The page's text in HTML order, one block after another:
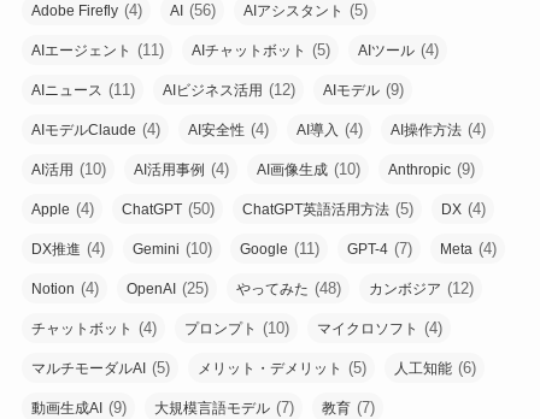
Adobe Firefly (4) AI (56) AIアシスタント (5)
AIエージェント (11) AIチャットボット (5) AIツール (4)
AIニュース (11) AIビジネス活用 (12) AIモデル (9)
AIモデルClaude (4) AI安全性 (4) AI導入 (4) AI操作方法 (4)
AI活用 (10) AI活用事例 (4) AI画像生成 (10) Anthropic (9)
Apple (4) ChatGPT (50) ChatGPT英語活用方法 (5) DX (4)
DX推進 (4) Gemini (10) Google (11) GPT-4 (7) Meta (4)
Notion (4) OpenAI (25) やってみた (48) カンボジア (12)
チャットボット (4) プロンプト (10) マイクロソフト (4)
マルチモーダルAI (5) メリット・デメリット (5) 人工知能 (6)
動画生成AI (9) 大規模言語モデル (7) 教育 (7)